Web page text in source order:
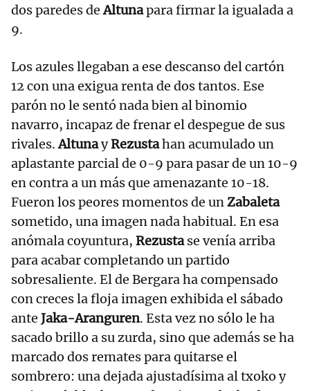
dos paredes deAltunapara firmar la igualada a
9.
Los azules llegaban a ese descanso del cartón
12 con una exigua renta de dos tantos. Ese
parón no le sentó nada bien al binomio
navarro, incapaz de frenar el despegue de sus
rivales.AltunayRezustahan acumulado un
aplastante parcial de 0-9 para pasar de un 10-9
en contra a un más que amenazante 10-18.
Fueron los peores momentos de unZabaleta
sometido, una imagen nada habitual. En esa
anómala coyuntura, Rezustase venía arriba
para acabar completando un partido
sobresaliente. El de Bergara ha compensado
con creces la floja imagen exhibida el sábado
ante Jaka-Aranguren. Esta vez no sólo le ha
sacado brillo a su zurda, sino que además se ha
marcado dos remates para quitarse el
sombrero: una dejada ajustadísima al txoko y